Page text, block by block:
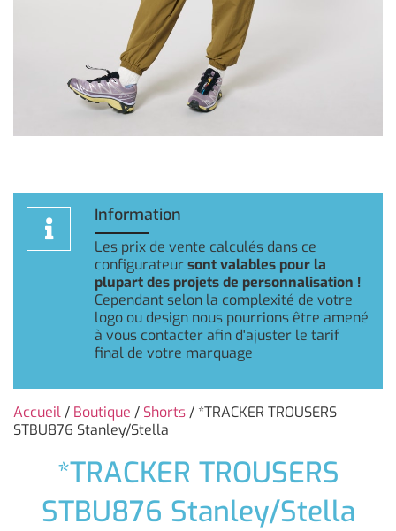
Information
Les prix de vente calculés dans ce
configurateursont valables pour la
plupart des projets de personnalisation !
Cependant selon la complexité de votre
logo ou design nous pourrions être amené
à vous contacter afin d'ajuster le tarif
final de votre marquage
Accueil / Boutique / Shorts / *TRACKER TROUSERS
STBU876 Stanley/Stella
*TRACKER TROUSERS
STBU876 Stanley/Stella